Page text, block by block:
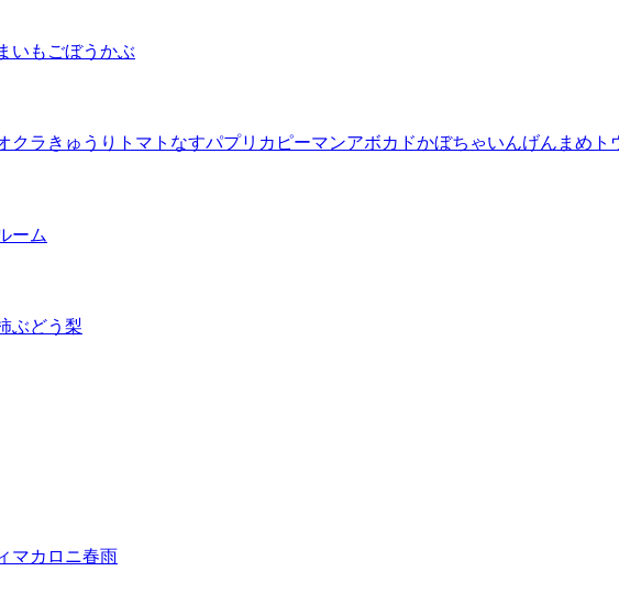
いも ごぼう かぶ
クラ きゅうり トマト なすパプリカ ピーマンアボカドかぼちゃいんげんまめ
ーム
ぶどう 梨
マカロニ春雨